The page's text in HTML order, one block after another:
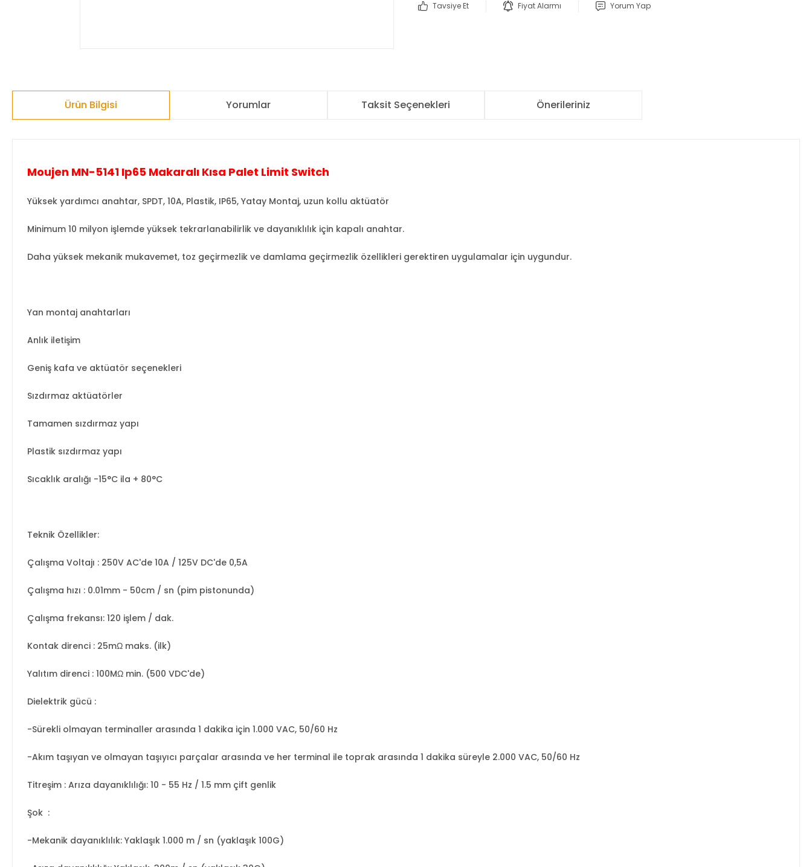
Tavsiye Et Fiyat Alarmı Yorum Yap
Ürün Bilgisi Yorumlar Taksit Seçenekleri Önerileriniz
Moujen MN-5141 Ip65 Makaralı Kısa Palet Limit Switch
Yüksek yardımcı anahtar, SPDT, 10A, Plastik, IP65, Yatay Montaj, uzun kollu aktüatör
Minimum 10 milyon işlemde yüksek tekrarlanabilirlik ve dayanıklılık için kapalı anahtar.
Daha yüksek mekanik mukavemet, toz geçirmezlik ve damlama geçirmezlik özellikleri gerektiren uygulamalar için uygundur.
Yan montaj anahtarları
Anlık iletişim
Geniş kafa ve aktüatör seçenekleri
Sızdırmaz aktüatörler
Tamamen sızdırmaz yapı
Plastik sızdırmaz yapı
Sıcaklık aralığı -15°C ila + 80°C
Teknik Özellikler:
Çalışma Voltajı : 250V AC'de 10A / 125V DC'de 0,5A
Çalışma hızı : 0.01mm - 50cm / sn (pim pistonunda)
Çalışma frekansı: 120 işlem / dak.
Kontak direnci : 25mΩ maks. (ilk)
Yalıtım direnci : 100MΩ min. (500 VDC'de)
Dielektrik gücü :
-Sürekli olmayan terminaller arasında 1 dakika için 1.000 VAC, 50/60 Hz
-Akım taşıyan ve olmayan taşıyıcı parçalar arasında ve her terminal ile toprak arasında 1 dakika süreyle 2.000 VAC, 50/60 Hz
Titreşim : Arıza dayanıklılığı: 10 - 55 Hz / 1.5 mm çift genlik
Şok :
-Mekanik dayanıklılık: Yaklaşık 1.000 m / sn (yaklaşık 100G)